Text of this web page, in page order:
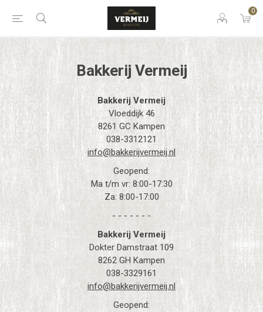
0
Bakkerij Vermeij
Bakkerij Vermeij
Vloeddijk 46
8261 GC Kampen
038-3312121
info@bakkerijvermeij.nl
Geopend:
Ma t/m vr: 8:00-17:30
Za: 8:00-17:00
- - - - - - -
Bakkerij Vermeij
Dokter Damstraat 109
8262 GH Kampen
038-3329161
info@bakkerijvermeij.nl
Geopend: